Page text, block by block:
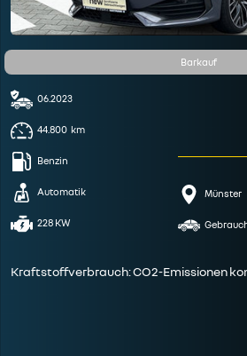
Barkauf
06.2023
44.800 km
Benzin
Automatik
228 KW
Münster
Kraftstoffverbrauch: CO2-Emissionen